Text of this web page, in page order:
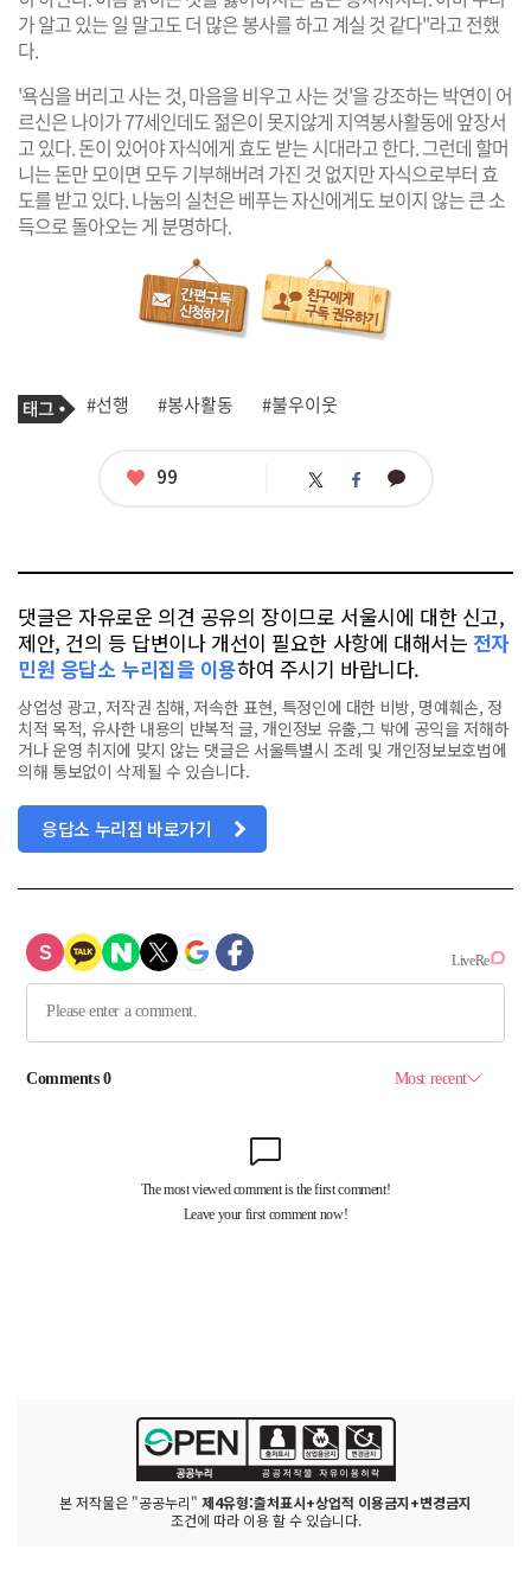
가 알고 있는 일 말고도 더 많은 봉사를 하고 계실 것 같다"라고 전했
다.
'욕심을 버리고 사는 것, 마음을 비우고 사는 것'을 강조하는 박연이 어
르신은 나이가 77세인데도 젊은이 못지않게 지역봉사활동에 앞장서
고 있다. 돈이 있어야 자식에게 효도 받는 시대라고 한다. 그런데 할머
니는 돈만 모이면 모두 기부해버려 가진 것 없지만 자식으로부터 효
도를 받고 있다. 나눔의 실천은 베푸는 자신에게도 보이지 않는 큰 소
득으로 돌아오는 게 분명하다.
기
사
태
그
#선행 #봉사활동 #불우이웃
좋
99 트 페 카
댓글은 자유로운 의견 공유의 장이므로 서울시에 대한 신고,
제안, 건의 등 답변이나 개선이 필요한 사항에 대해서는 전자
민원 응답소 누리집을 이용하여 주시기 바랍니다.
상업성 광고, 저작권 침해, 저속한 표현, 특정인에 대한 비방, 명예훼손, 정
치적 목적, 유사한 내용의 반복적 글, 개인정보 유출,그 밖에 공익을 저해하
거나 운영 취지에 맞지 않는 댓글은 서울특별시 조례 및 개인정보보호법에
의해 통보없이 삭제될 수 있습니다.
응답소 누리집 바로가기
본 저작물은 "공공누리" 제4유형:출처표시+상업적 이용금지+변경금지
조건에 따라 이용 할 수 있습니다.